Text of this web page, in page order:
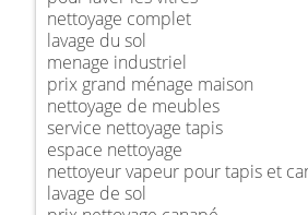
nettoyage complet
lavage du sol
menage industriel
prix grand ménage maison
nettoyage de meubles
service nettoyage tapis
espace nettoyage
nettoyeur vapeur pour tapis et
lavage de sol